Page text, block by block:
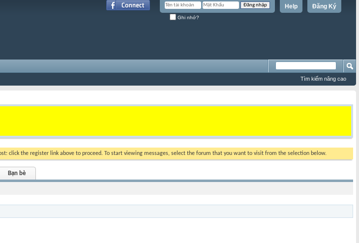
Đăng Ký
Help
Ghi nhớ?
Tìm kiếm nâng cao
click the register link above to proceed. To start viewing messages, select the forum that you want to visit from the selection below.
Bạn bè